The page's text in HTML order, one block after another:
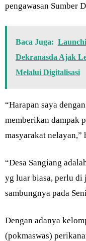
pengawasan Sumber
Baca Juga:
Dekranasda Ajak
Melalui Digitalisasi
“Harapan saya
memberikan dampak
masyarakat nelayan,”
“Desa Sangiang
yg luar biasa, perlu di
sambungnya pada
Dengan adanya
(pokmaswas)